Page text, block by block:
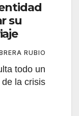
su
RUBIO
todo un
la crisis